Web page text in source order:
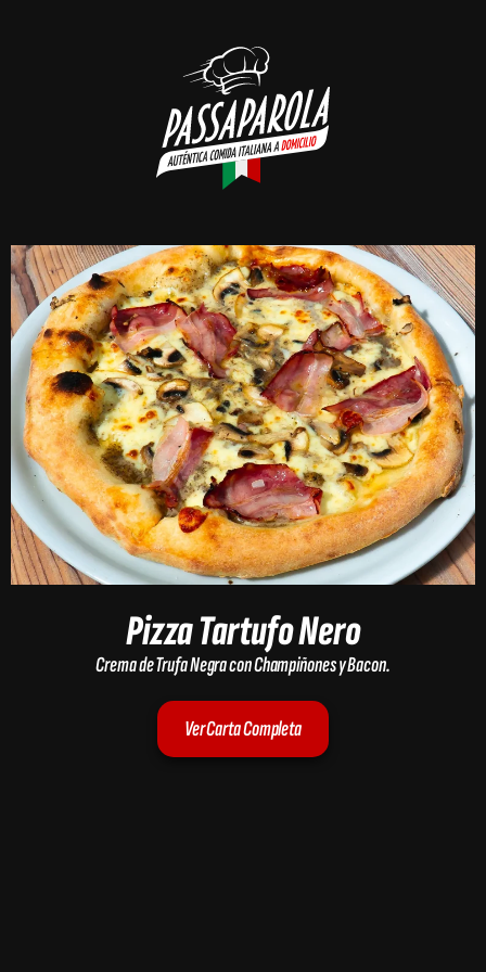
Pizza Tartufo Nero
Crema de Trufa Negra con Champiñones y Bacon.
Ver Carta Completa